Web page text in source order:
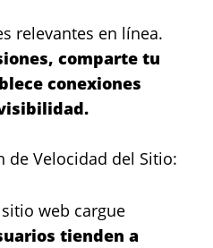
relevantes en línea.
comparte tu
conexiones
de Velocidad del Sitio:
web cargue
tienden a